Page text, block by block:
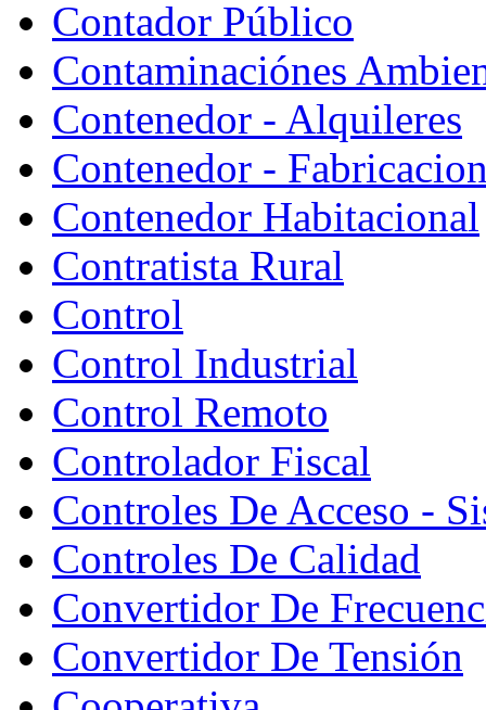
Contador Público
Contaminaciónes
Contenedor - Alquileres
Contenedor -
Contenedor Habitacional
Contratista Rural
Control
Control Industrial
Control Remoto
Controlador Fiscal
Controles De Acceso -
Controles De Calidad
Convertidor De
Convertidor De Tensión